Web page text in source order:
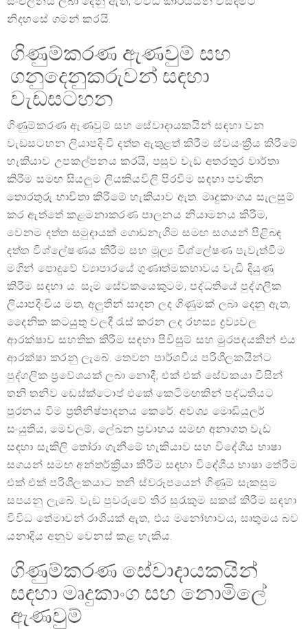
නිදහසේ ගමන් කරයි.
ගිණුම්කරණ ඇණවුම් සහ
ගනුදෙනුකරුවන් සඳහා
වැඩසටහන
ගිණුම්කරණ ඇණවුම් සහ සේවාදායකයින් සඳහා වන
වැඩසටහන ලියාපදිංචි දත්ත ඇතුළත් කිරීම ස්වයංක්‍රීය කිරීමේ
හැකියාව උපකල්පනය කරයි, පසුව වැඩ අතරතුර වාර්තා
කිරීම සමඟ සියලුම ලියකියවිලි පිරවීම සඳහා පවතින
තොරතුරු භාවිතා කිරීමේ හැකියාව ඇත. මෘදුකාංගය සැලසුම්
කර ඇත්තේ කළමනාකරණ පාලනය නියාමනය කිරීම,
වෙනම දත්ත සමුදායක් ගොඩනැගීම සමඟ සගයන් පිළිබඳ
දත්ත විශ්ලේෂණය කිරීම සහ මූල්‍ය විශ්ලේෂණ පැවැත්වීම
මගින් පොදුවේ ව්‍යාපාරයේ ගුණාත්මකභාවය වැඩි දියුණු
කිරීම සඳහා ය. සෑම සේවකයෙකුටම, පද්ධතියේ පුද්ගලික
ලියාපදිංචිය මත, අලුතින් සාදන ලද ගිණුමක් ලබා දෙනු ඇත,
දෛනික කටයුතු වලදී රැස් කරන ලද රහස්‍ය ද්‍රව්‍යවල
ආරක්ෂාව සහතික කිරීම සඳහා පිවිසුම් සහ මුරපදයකින් එය
ආරක්ෂා කරනු ලැබේ. තෙවන පාර්ශවීය පරිශීලකයින්ට
පුද්ගලික ප්‍රවේශයක් ලබා නොදී, එක් එක් සේවකයා විසින්
තනි තනිව ඩෙස්ක්ටොප් එකේ කෙටිමඟකින් පද්ධතියට
පුරනය වීම ප්‍රතිනිෂ්පාදනය කෙරේ. අවශ්‍ය මොඩියුලර්
සංයුතිය, මෙවලම්, ලේඛන ප්‍රවාහය සමඟ අනාගත වැඩ
සඳහා සැකිලි තෝරා ගැනීමේ හැකියාව සහ විදේශීය භාෂා
සගයන් සමඟ අන්තර්ක්‍රියා කිරීම සඳහා විදේශීය භාෂා තේරීම
එක් එක් පරිශීලකයාට තනි ස්වරූපයෙන් ගිණුම් සැකසුම
සපයනු ලැබේ. වැඩ පුවරුවේ තිර සුරැකුම සකස් කිරීම සඳහා
විවිධ තේමාවන් රාශියක් ඇත, එය මනෝභාවය, සෘතුමය බව
යනාදිය අනුව වෙනස් කළ හැකිය.
ගිණුම්කරණ සේවාදායකයින්
සඳහා මෘදුකාංග සහ නොමිලේ
ඇණවුම්